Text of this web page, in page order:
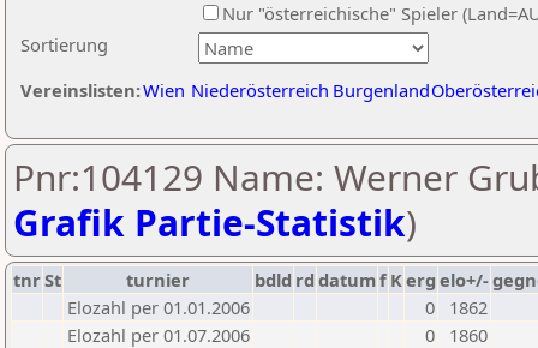
Sortierung
Nur "österreichische" Spieler
Vereinslisten:Wien Niederösterreich Burgenland
Pnr:104129 Name: Werner
Grafik Partie-Statistik)
tnrSt turnier bdld rd datumf Kerg elo+/-
Elozahl per 01.01.2006
0
1862
Elozahl per 01.07.2006
0
1860